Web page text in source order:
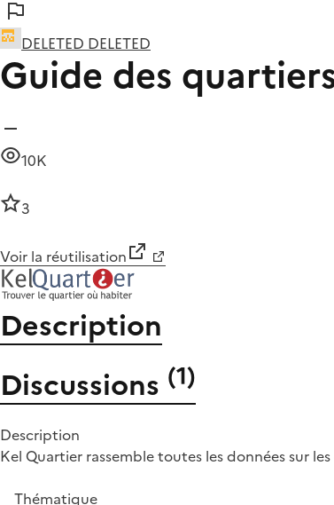
DELETED DELETED
Guide des
10K
3
Voir la réutilisation
Description
Discussions (1)
Description
Kel Quartier rassemble toutes les données sur
Thématique